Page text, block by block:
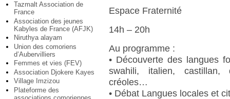
Tazmalt Association de
France
Association des jeunes
Kabyles de France (AFJK)
Niruthya alayam
Union des comoriens
d’Aubervilliers
Femmes et vies (FEV)
Association Djokere Kayes
Village Imzizou
Plateforme des
Espace Fraternité
14h – 20h
Au programme :
• Découverte des langues
swahili, italien, castillan,
créoles…
• Débat Langues locales et